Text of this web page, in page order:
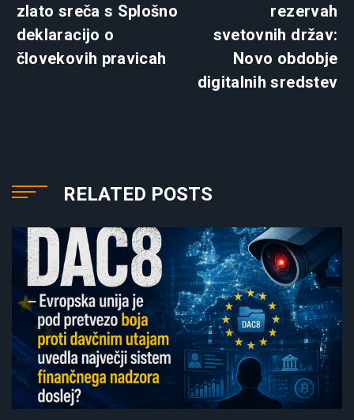
zlato sreča s Splošno
deklaracijo o
človekovih pravicah
rezervah
svetovnih držav:
Novo obdobje
digitalnih sredstev
RELATED POSTS